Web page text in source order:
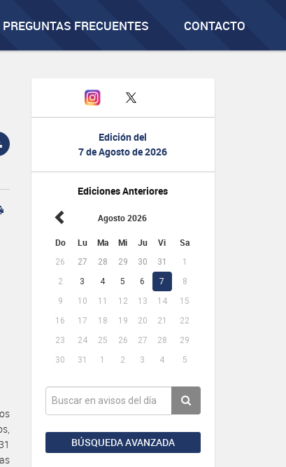
PREGUNTAS FRECUENTES CONTACTO
Edición del
7 de Agosto de 2026
Ediciones Anteriores
Agosto 2026
Do Lu Ma Mi Ju Vi Sa
26 27 28 29 30 31
1
2
3 4 5 6 7
8
9
10 11 12 13 14
15
16
17 18 19 20 21
22
23
24 25 26 27 28
29
30
31 1 2 3 4 5
BÚSQUEDA AVANZADA